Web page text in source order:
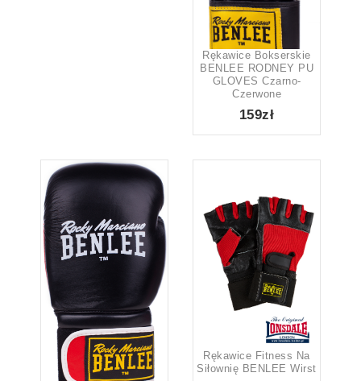
Rękawice Bokserskie
BENLEE RODNEY PU
GLOVES Czarno-
Czerwone
159zł
Rękawice Fitness Na
Siłownię BENLEE Wirst